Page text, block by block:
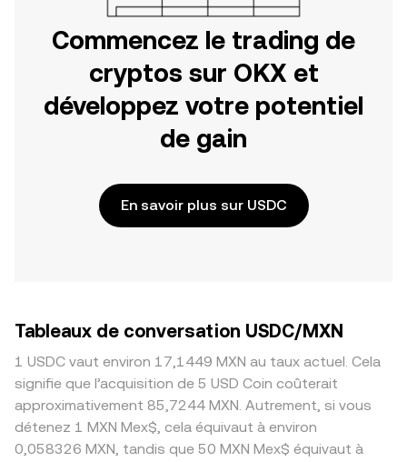
Commencez le trading de
cryptos sur OKX et
développez votre potentiel
de gain
En savoir plus sur USDC
Tableaux de conversation USDC/MXN
1 USDC vaut environ 17,1449 MXN au taux actuel. Cela
signifie que l’acquisition de 5 USD Coin coûterait
approximativement 85,7244 MXN. Autrement, si vous
détenez 1 MXN Mex$, cela équivaut à environ
0,058326 MXN, tandis que 50 MXN Mex$ équivaut à